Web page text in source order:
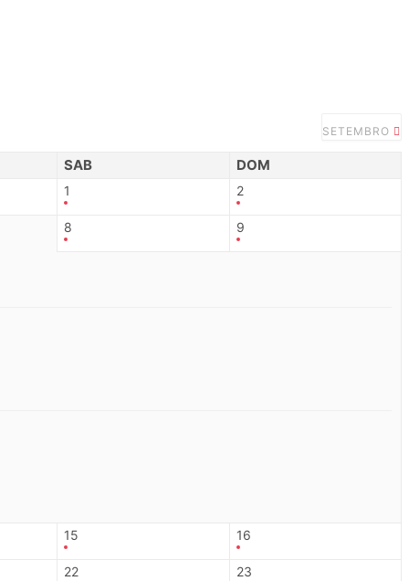
SETEMBRO
SAB DOM
1 2
8 9
15 16
22 23